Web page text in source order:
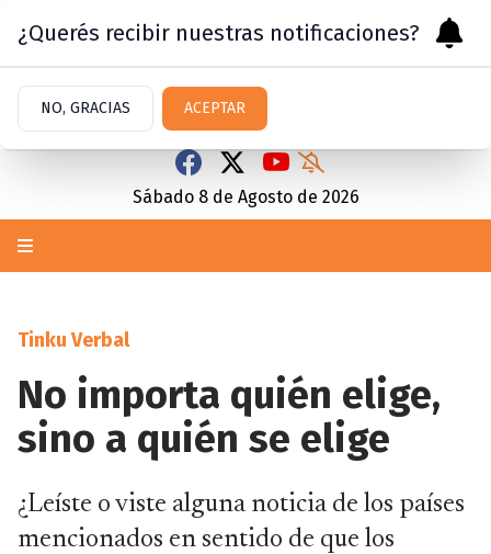
Sábado 8 de Agosto de 2026
Tinku Verbal
No importa quién elige,
sino a quién se elige
¿Leíste o viste alguna noticia de los países
mencionados en sentido de que los
¿Querés recibir nuestras notificaciones?
NO, GRACIAS ACEPTAR